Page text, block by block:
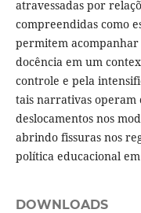
atravessadas por
compreendidas como
permitem
docência em um
controle e pela
tais narrativas operam
deslocamentos nos
abrindo fissuras nos
política educacional
DOWNLOADS